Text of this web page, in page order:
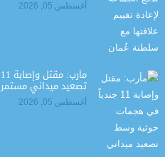
أغسطس 05, 2026
تصعيد ميداني مستمر
أغسطس 05, 2026